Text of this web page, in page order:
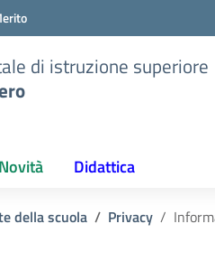
di istruzione superiore
Novità Didattica
della scuola Privacy